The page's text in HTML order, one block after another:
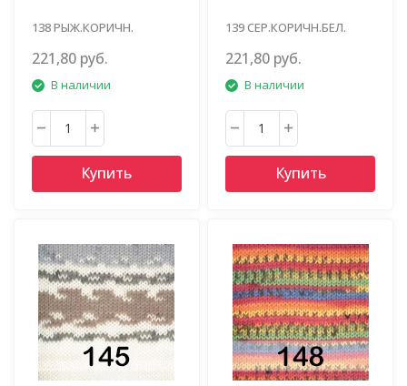
138 РЫЖ.КОРИЧН.
221,80 руб.
В наличии
Купить
139 СЕР.КОРИЧН.БЕЛ.
221,80 руб.
В наличии
Купить